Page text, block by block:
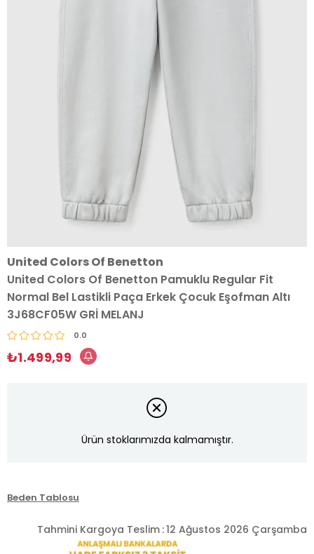
United Colors Of Benetton
United Colors Of Benetton Pamuklu Regular Fit
Normal Bel Lastikli Paça Erkek Çocuk Eşofman Altı
3J68CF05W GRİ MELANJ
0.0
₺1.499,99
Ürün stoklarımızda kalmamıştır.
Beden Tablosu
Tahmini Kargoya Teslim :12 Ağustos 2026 Çarşamba